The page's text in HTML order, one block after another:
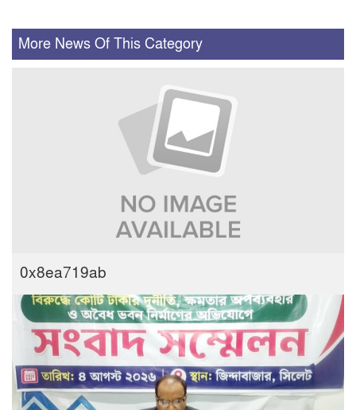
More News Of This Category
0x8ea719ab